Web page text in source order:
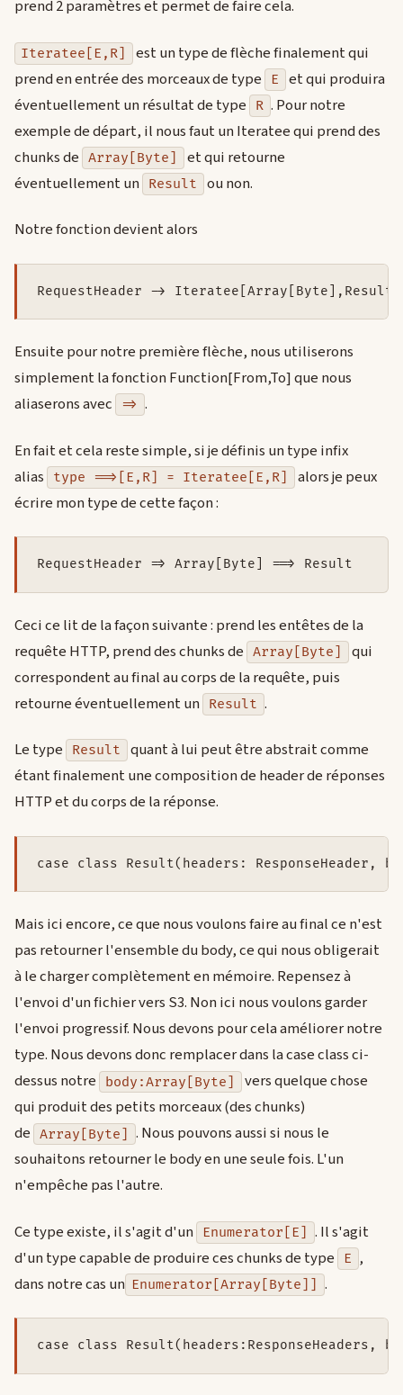
prend 2 paramètres et permet de faire cela.
Iteratee[E,R]
est un type de flèche finalement qui
prend en entrée des morceaux de type
E
et qui produira
éventuellement un résultat de type
R . Pour notre
exemple de départ, il nous faut un Iteratee qui prend des
chunks de Array[Byte]
et qui retourne
éventuellement un Result ou non.
Notre fonction devient alors
RequestHeader -> Iteratee[Array[Byte],Result]
Ensuite pour notre première flèche, nous utiliserons
simplement la fonction Function[From,To] que nous
aliaserons avec
=> .
En fait et cela reste simple, si je définis un type infix
alias
type ==>[E,R] = Iteratee[E,R]
alors je peux
écrire mon type de cette façon :
RequestHeader => Array[Byte] ==> Result
Ceci ce lit de la façon suivante : prend les entêtes de la
requête HTTP, prend des chunks de Array[Byte]
qui
correspondent au final au corps de la requête, puis
retourne éventuellement un Result .
Le type Result
quant à lui peut être abstrait comme
étant finalement une composition de header de réponses
HTTP et du corps de la réponse.
case class Result(headers: ResponseHeader,
Mais ici encore, ce que nous voulons faire au final ce n'est
pas retourner l'ensemble du body, ce qui nous obligerait
à le charger complètement en mémoire. Repensez à
l'envoi d'un fichier vers S3. Non ici nous voulons garder
l'envoi progressif. Nous devons pour cela améliorer notre
type. Nous devons donc remplacer dans la case class ci-
dessus notre
body:Array[Byte]
vers quelque chose
qui produit des petits morceaux (des chunks)
de Array[Byte]
. Nous pouvons aussi si nous le
souhaitons retourner le body en une seule fois. L'un
n'empêche pas l'autre.
Ce type existe, il s'agit d'un Enumerator[E]
. Il s'agit
d'un type capable de produire ces chunks de type
E ,
dans notre cas un Enumerator[Array[Byte]] .
case class Result(headers:ResponseHeaders,